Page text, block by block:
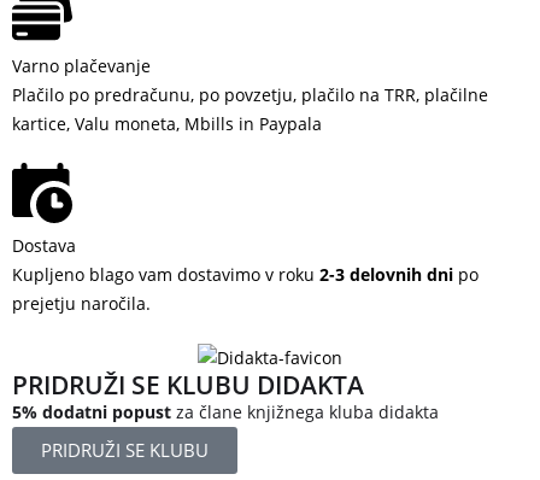
Varno plačevanje
Plačilo po predračunu, po povzetju, plačilo na TRR, plačilne
kartice, Valu moneta, Mbills in Paypala
Dostava
Kupljeno blago vam dostavimo v roku 2-3 delovnih dni po
prejetju naročila.
PRIDRUŽI SE KLUBU DIDAKTA
5% dodatni popust za člane knjižnega kluba didakta
PRIDRUŽI SE KLUBU